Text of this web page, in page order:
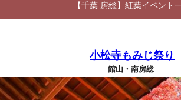
【千葉 房総】紅葉イベント
小松寺もみじ祭り
館山・南房総